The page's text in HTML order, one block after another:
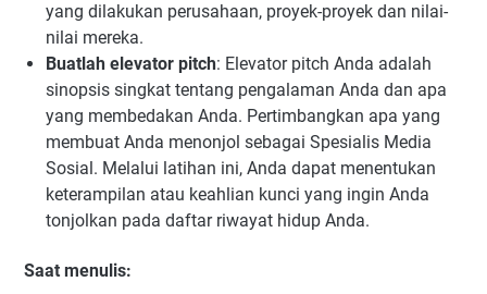
yang dilakukan perusahaan, proyek-proyek dan nilai-
nilai mereka.
Buatlah elevator pitch: Elevator pitch Anda adalah
sinopsis singkat tentang pengalaman Anda dan apa
yang membedakan Anda. Pertimbangkan apa yang
membuat Anda menonjol sebagai Spesialis Media
Sosial. Melalui latihan ini, Anda dapat menentukan
keterampilan atau keahlian kunci yang ingin Anda
tonjolkan pada daftar riwayat hidup Anda.
Saat menulis: